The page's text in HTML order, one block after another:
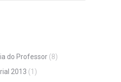
do Professor (8)
2013 (1)